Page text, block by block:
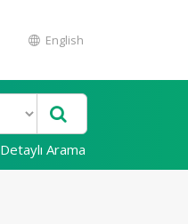
English
Detaylı Arama